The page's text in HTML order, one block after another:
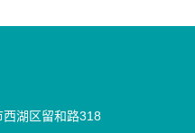
湖区留和路318